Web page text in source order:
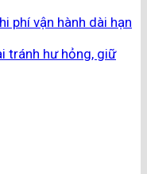
phí vận hành dài hạn
tránh hư hỏng, giữ